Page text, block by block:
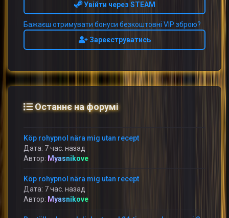
Увійти через STEAM
Бажаєш отримувати бонуси безкоштовні VIP зброю?
Зареєструватись
Останнє на форумі
Köp rohypnol nära mig utan recept
Дата: 7 час. назад
Автор: Myasnikove
Köp rohypnol nära mig utan recept
Дата: 7 час. назад
Автор: Myasnikove